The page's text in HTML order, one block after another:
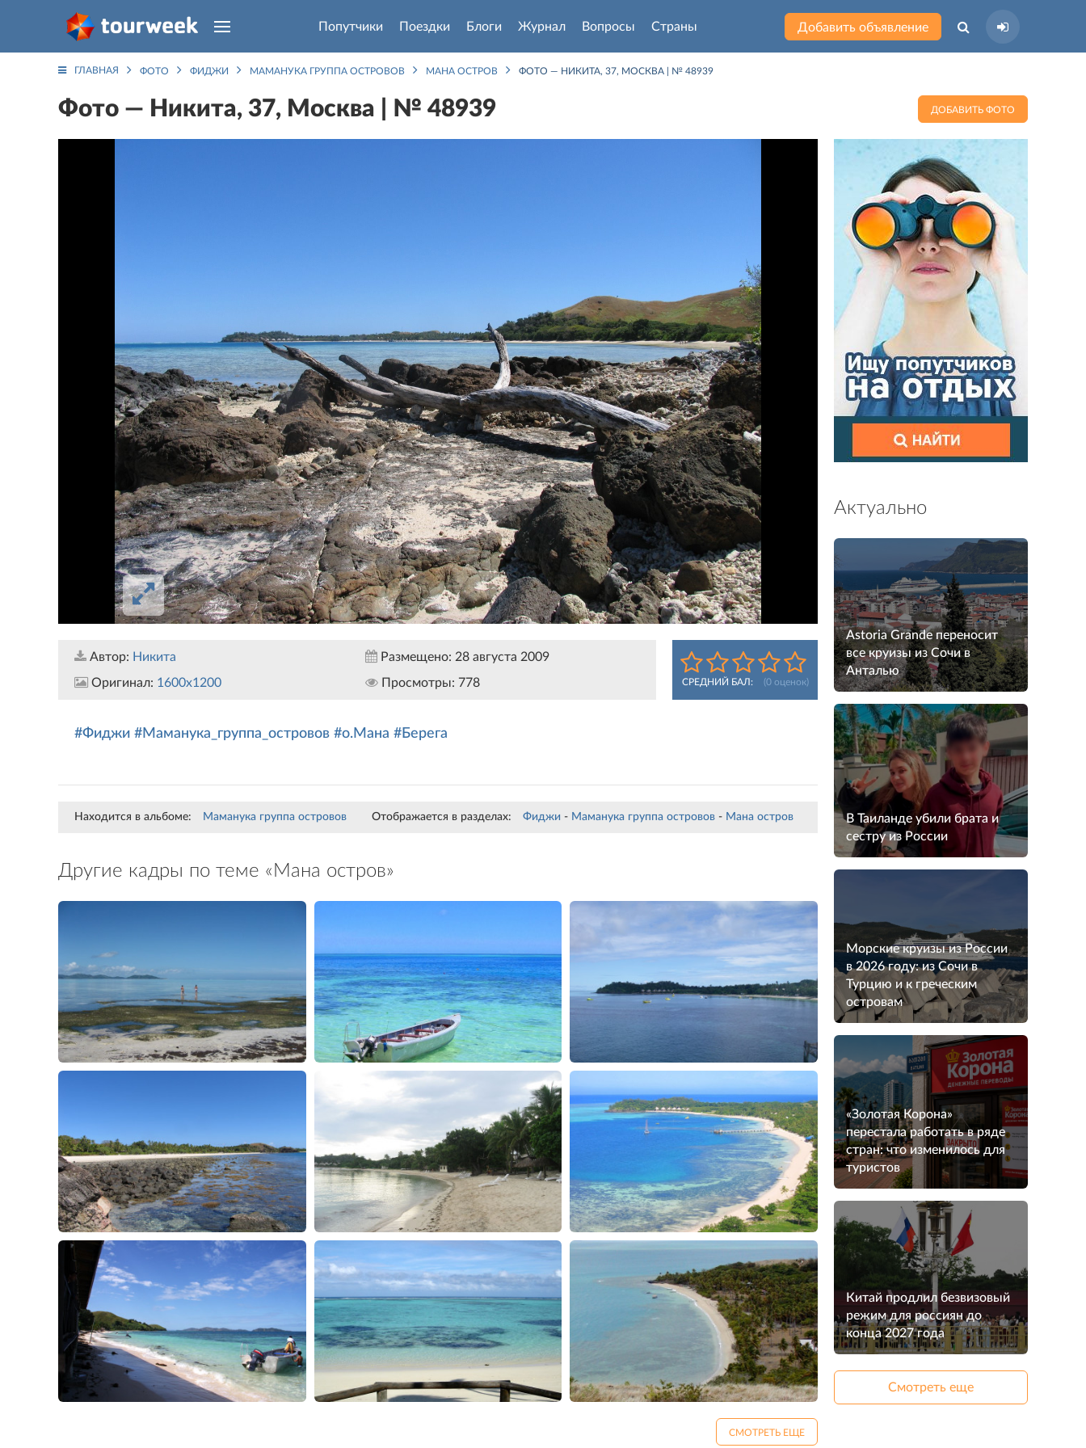
Попутчики Поездки Блоги Журнал Вопросы Страны Добавить объявление
ГЛАВНАЯ ФОТО ФИДЖИ МАМАНУКА ГРУППА ОСТРОВОВ МАНА ОСТРОВ ФОТО — НИКИТА, 37, МОСКВА | № 48939
Фото — Никита, 37, Москва | № 48939 ДОБАВИТЬ ФОТО
Автор: Никита
Оригинал: 1600x1200
Размещено: 28 августа 2009
Просмотры: 778 СРЕДНИЙ БАЛ: (0оценок)
#Фиджи #Маманука_группа_островов #о.Мана #Берега
Находится в альбоме: Маманука группа островов Отображается в разделах: Фиджи- Маманука группа островов- Мана остров
Другие кадры по теме «Мана остров»
СМОТРЕТЬ ЕЩЕ
Актуально
Astoria Grande переносит
все круизы из Сочи в
Анталью
В Таиланде убили брата и
сестру из России
Морские круизы из России
в 2026 году: из Сочи в
Турцию и к греческим
островам
«Золотая Корона»
перестала работать в ряде
стран: что изменилось для
туристов
Китай продлил безвизовый
режим для россиян до
конца 2027 года
Смотреть еще